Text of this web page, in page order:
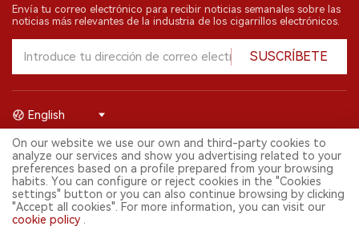
Envía tu correo electrónico para recibir noticias semanales sobre las
noticias más relevantes de la industria de los cigarrillos electrónicos.
SUSCRÍBETE
© 2026 Shenzhen 2FIRSTS Technology Co.,Ltd. Todos los derechos
reservados.
2FIRSTS solo es accesible para profesionales de la industria,
investigadores, medios y otros profesionales. El acceso por menores
está prohibido.
Este sitio web presta servicios a usuarios fuera del territorio chino
continental. Para usuarios en la China continental, por favor
English
On our website we use our own and third-party cookies to
analyze our services and show you advertising related to your
preferences based on a profile prepared from your browsing
habits. You can configure or reject cookies in the "Cookies
settings" button or you can also continue browsing by clicking
"Accept all cookies". For more information, you can visit our
cookie policy